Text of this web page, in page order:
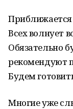
Приближается
Всех волнует
Обязательно
рекомендуют
Будем
Многие уже